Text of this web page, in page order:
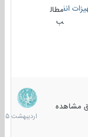
انفرادی
مطال
ب
27
1405